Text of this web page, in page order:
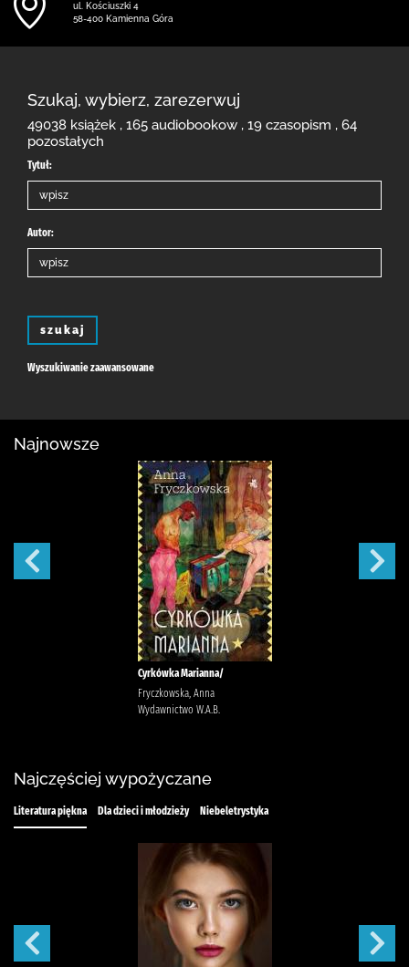
ul. Kościuszki 4
58-400 Kamienna Góra
Szukaj, wybierz, zarezerwuj
49038 książek , 165 audiobookow , 19 czasopism , 64
pozostałych
Tytuł:
Autor:
szukaj
Wyszukiwanie zaawansowane
Najnowsze
Cyrkówka Marianna/
Fryczkowska, Anna
Wydawnictwo W.A.B.
Najczęściej wypożyczane
Literatura piękna Dla dzieci i młodzieży Niebeletrystyka